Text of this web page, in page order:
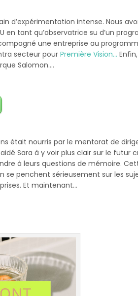
d’expérimentation intense. Nous
en tant qu’observatrice su d’un
une entreprise au
secteur pourPremière Vision…
Salomon….
était nourris par le mentorat de
Sara à y voir plus clair sur le futur
à leurs questions de mémoire.
se penchent sérieusement sur les
Et maintenant…